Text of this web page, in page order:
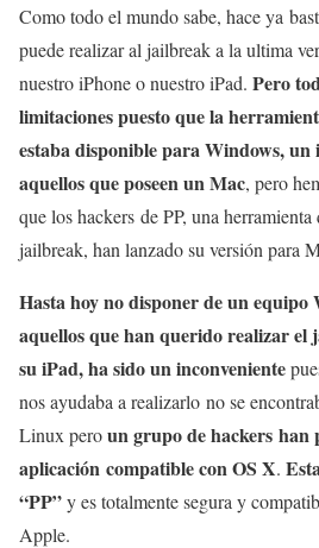
Como todo el mundo sabe, hace ya
puede realizar al jailbreak a la ultima
nuestro iPhone o nuestro iPad. Pero
limitaciones puesto que la
estaba disponible para Windows, un
aquellos que poseen un Mac, pero
que los hackers de PP, una
jailbreak, han lanzado su versión para
Hasta hoy no disponer de un equipo
aquellos que han querido realizar el
su iPad, ha sido un inconveniente
nos ayudaba a realizarlo no se
Linux peroun grupo de hackers han
aplicación compatible con OS X.
“PP”y es totalmente segura y
Apple.